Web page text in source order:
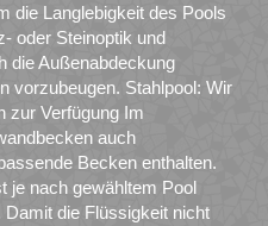
die Langlebigkeit des Pools
oder Steinoptik und
die Außenabdeckung
vorzubeugen. Stahlpool: Wir
zur Verfügung Im
auch
Becken enthalten.
je nach gewähltem Pool
die Flüssigkeit nicht